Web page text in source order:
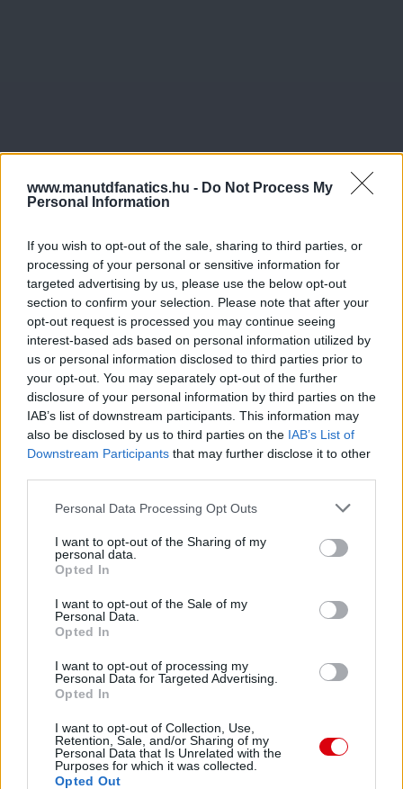
www.manutdfanatics.hu - Do Not Process My
Personal Information
If you wish to opt-out of the sale, sharing to third parties, or
processing of your personal or sensitive information for
targeted advertising by us, please use the below opt-out
section to confirm your selection. Please note that after your
opt-out request is processed you may continue seeing
interest-based ads based on personal information utilized by
us or personal information disclosed to third parties prior to
your opt-out. You may separately opt-out of the further
disclosure of your personal information by third parties on the
IAB’s list of downstream participants. This information may
also be disclosed by us to third parties on the IAB’s List of
Downstream Participants that may further disclose it to other
Please note that this website/app uses one or more Google
not limited to your visit or usage behaviour. You may click to
grant or deny consent to Google and its third-party tags to
use your data for below specified purposes in below Google
consent section.
Personal Data Processing Opt Outs
I want to opt-out of the Sharing of my
personal data.
Opted In
I want to opt-out of the Sale of my
Personal Data.
Opted In
I want to opt-out of processing my
Personal Data for Targeted Advertising.
Opted In
I want to opt-out of Collection, Use,
Retention, Sale, and/or Sharing of my
Personal Data that Is Unrelated with the
Purposes for which it was collected.
Opted Out
Meccs Center
Leeds United
United
Felkészülési szezon 5. mérkőzés
Croke Park, Dublin
2026-08-12 20:30
2 nap 15 óra 16 perc 21 másodperc